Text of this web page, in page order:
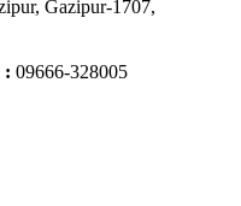
Gazipur-1707,
: 09666-328005